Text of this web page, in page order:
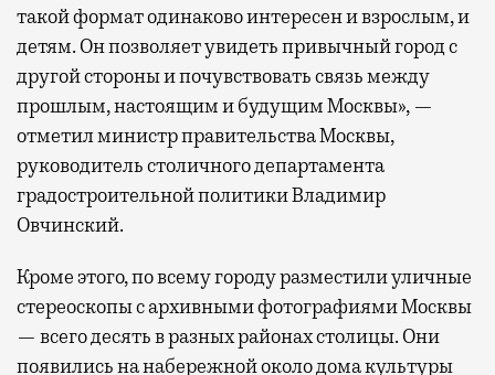
такой формат одинаково интересен и взрослым, и
детям. Он позволяет увидеть привычный город с
другой стороны и почувствовать связь между
прошлым, настоящим и будущим Москвы», —
отметил министр правительства Москвы,
руководитель столичного департамента
градостроительной политики Владимир
Овчинский.
Кроме этого, по всему городу разместили уличные
стереоскопы с архивными фотографиями Москвы
— всего десять в разных районах столицы. Они
появились на набережной около дома культуры